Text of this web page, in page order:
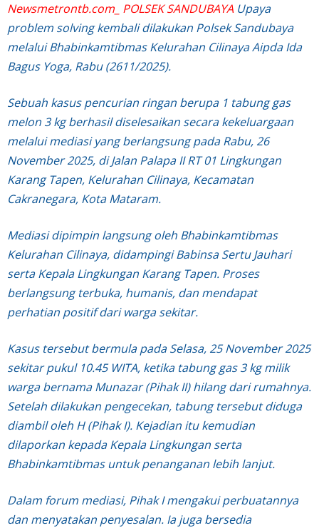
Newsmetrontb.com_ POLSEK SANDUBAYA Upaya
problem solving kembali dilakukan Polsek Sandubaya
melalui Bhabinkamtibmas Kelurahan Cilinaya Aipda Ida
Bagus Yoga, Rabu (2611/2025).
Sebuah kasus pencurian ringan berupa 1 tabung gas
melon 3 kg berhasil diselesaikan secara kekeluargaan
melalui mediasi yang berlangsung pada Rabu, 26
November 2025, di Jalan Palapa II RT 01 Lingkungan
Karang Tapen, Kelurahan Cilinaya, Kecamatan
Cakranegara, Kota Mataram.
Mediasi dipimpin langsung oleh Bhabinkamtibmas
Kelurahan Cilinaya, didampingi Babinsa Sertu Jauhari
serta Kepala Lingkungan Karang Tapen. Proses
berlangsung terbuka, humanis, dan mendapat
perhatian positif dari warga sekitar.
Kasus tersebut bermula pada Selasa, 25 November 2025
sekitar pukul 10.45 WITA, ketika tabung gas 3 kg milik
warga bernama Munazar (Pihak II) hilang dari rumahnya.
Setelah dilakukan pengecekan, tabung tersebut diduga
diambil oleh H (Pihak I). Kejadian itu kemudian
dilaporkan kepada Kepala Lingkungan serta
Bhabinkamtibmas untuk penanganan lebih lanjut.
Dalam forum mediasi, Pihak I mengakui perbuatannya
dan menyatakan penyesalan. Ia juga bersedia